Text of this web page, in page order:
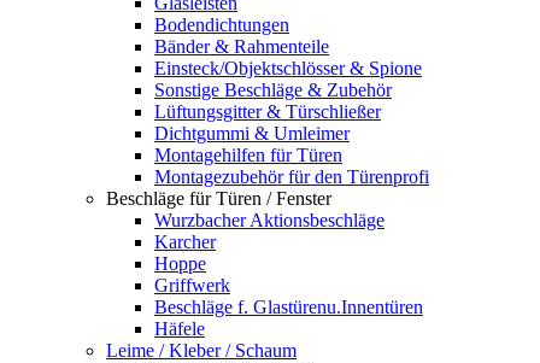
Bodendichtungen
Bänder & Rahmenteile
Einsteck/Objektschlösser & Spione
Sonstige Beschläge & Zubehör
Lüftungsgitter & Türschließer
Dichtgummi & Umleimer
Montagehilfen für Türen
Montagezubehör für den Türenprofi
Beschläge für Türen / Fenster
Wurzbacher Aktionsbeschläge
Karcher
Hoppe
Griffwerk
Beschläge f. Glastürenu.Innentüren
Häfele
Leime / Kleber / Schaum